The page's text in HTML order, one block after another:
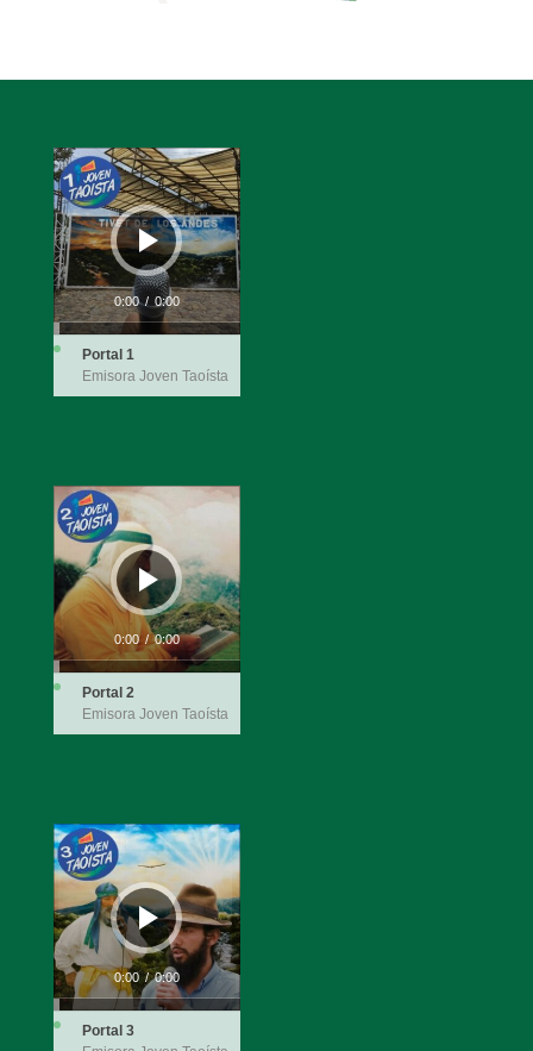
Reproductor
de
audio
0:00 / 0:00
Portal 1
Emisora Joven Taoísta
Reproductor
de
audio
0:00 / 0:00
Portal 2
Emisora Joven Taoísta
Reproductor
de
audio
0:00 / 0:00
Portal 3